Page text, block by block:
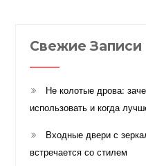
Свежие Записи
Не колотые дрова:
использовать и когда
Входные двери с
встречается со стилем